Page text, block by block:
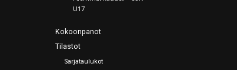
U17
Kokoonpanot
Tilastot
Sarjataulukot